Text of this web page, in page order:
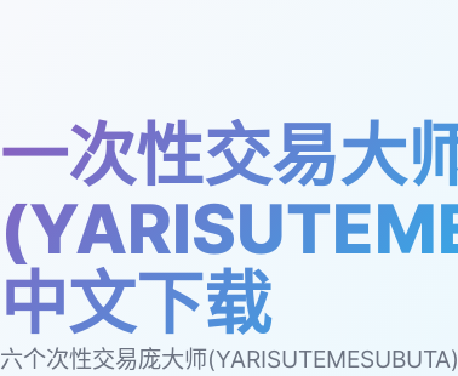
一次性交易大
中文下载
六个次性交易庞大师